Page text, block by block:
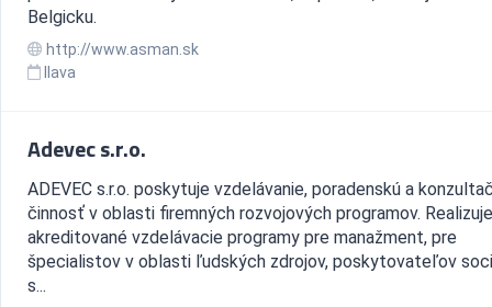
Belgicku.
http://www.asman.sk
Ilava
Adevec s.r.o.
ADEVEC s.r.o. poskytuje vzdelávanie, poradenskú a
činnosť v oblasti firemných rozvojových programov. Realizuje
akreditované vzdelávacie programy pre manažment, pre
špecialistov v oblasti ľudských zdrojov, poskytovateľov
s...